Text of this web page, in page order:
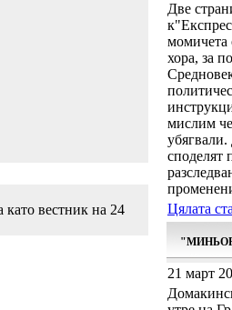
вестник на 24
Две
хора, за
мислим
убягвали.
споделят
Цялата
21 март